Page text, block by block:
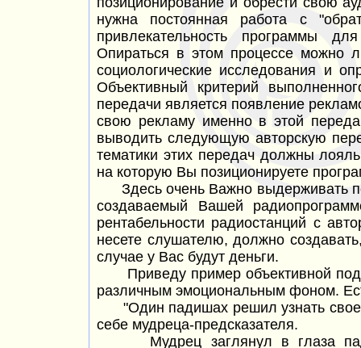
нужна постоянная работа с
привлекательность программы
Опираться в этом процессе можно
социологические исследования и
Объективный критерий
передачи является появление
свою рекламу именно в этой
выводить следующую авторскую
тематики этих передач должны
на которую Вы позиционируете
Здесь очень Важно выдерживать
создаваемый Вашей
рентабельности радиостанций с
несете слушателю, должно
случае у Вас будут деньги.
Приведу пример объективной
различным эмоциональным фоном.
"Один падишах решил узнать свое
себе мудреца-предсказателя.
Мудрец заглянул в глаза